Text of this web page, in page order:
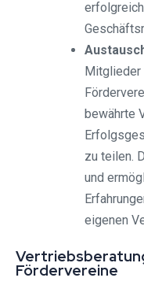
Mitglieder
bewährte
zu teilen.
und
eigenen
Fördervereine